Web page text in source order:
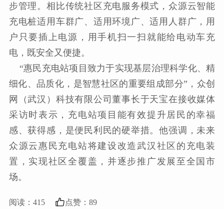
步管理。相比传统社区充电服务模式，众源云智能
充电桩适用车群广、适用环境广、适用人群广，用
户只要插上电源，用手机扫一扫就能给电动车充
电，既安全又便捷。
“惠民充电站项目致力于实现基层治理科学化、精
细化、品质化，是智慧社区的重要组成部分”，众创
网（武汉）科技有限公司董事长于天宝在接收媒体
采访时表示，充电站项目能有效提升居民的幸福
感、获得感，是便民利民的硬举措。他强调，未来
众源云惠民充电站将建设改造武汉社区的充电装
置，实现社区全覆盖，并逐步推广发展至全国市
场。
阅读： 415 点赞： 89